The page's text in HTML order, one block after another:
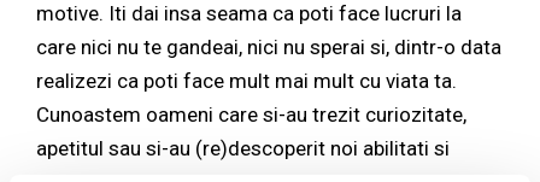
motive. Iti dai insa seama ca poti face lucruri la
care nici nu te gandeai, nici nu sperai si, dintr-o data
realizezi ca poti face mult mai mult cu viata ta.
Cunoastem oameni care si-au trezit curiozitate,
apetitul sau si-au (re)descoperit noi abilitati si